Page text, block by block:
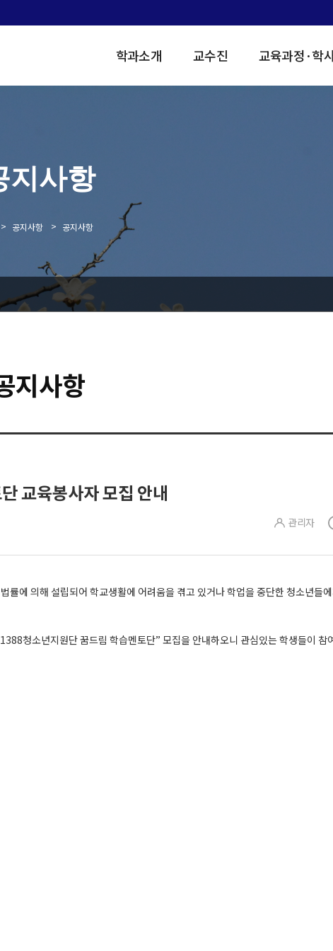
학과소개 교수진 교육과정·학
지사항
> 공지사항 > 공지사항
지사항
교육봉사자 모집 안내
관리자
에 의해 설립되어 학교생활에 어려움을 겪고 있거나 학업을 중단한 청소년들
청소년지원단 꿈드림 학습멘토단” 모집을 안내하오니 관심있는 학생들이 참